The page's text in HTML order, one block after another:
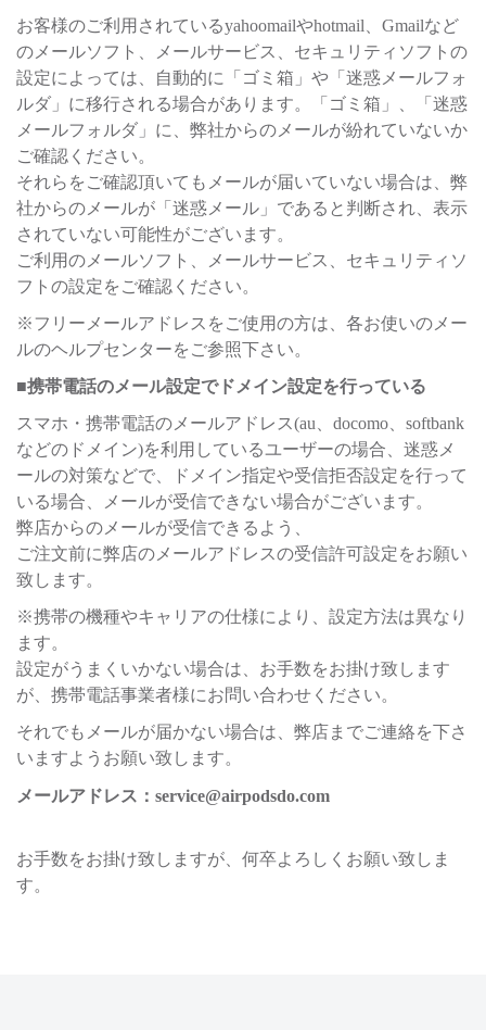
お客様のご利用されているyahoomailやhotmail、Gmailなど
のメールソフト、メールサービス、セキュリティソフトの
設定によっては、自動的に「ゴミ箱」や「迷惑メールフォ
ルダ」に移行される場合があります。「ゴミ箱」、「迷惑
メールフォルダ」に、弊社からのメールが紛れていないか
ご確認ください。
それらをご確認頂いてもメールが届いていない場合は、弊
社からのメールが「迷惑メール」であると判断され、表示
されていない可能性がございます。
ご利用のメールソフト、メールサービス、セキュリティソ
フトの設定をご確認ください。
※フリーメールアドレスをご使用の方は、各お使いのメー
ルのヘルプセンターをご参照下さい。
■携帯電話のメール設定でドメイン設定を行っている
スマホ・携帯電話のメールアドレス(au、docomo、softbank
などのドメイン)を利用しているユーザーの場合、迷惑メ
ールの対策などで、ドメイン指定や受信拒否設定を行って
いる場合、メールが受信できない場合がございます。
弊店からのメールが受信できるよう、
ご注文前に弊店のメールアドレスの受信許可設定をお願い
致します。
※携帯の機種やキャリアの仕様により、設定方法は異なり
ます。
設定がうまくいかない場合は、お手数をお掛け致します
が、携帯電話事業者様にお問い合わせください。
それでもメールが届かない場合は、弊店までご連絡を下さ
いますようお願い致します。
メールアドレス： service@airpodsdo.com
お手数をお掛け致しますが、何卒よろしくお願い致しま
す。